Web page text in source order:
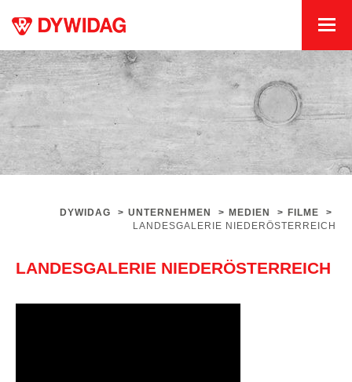
DYWIDAG > UNTERNEHMEN > MEDIEN > FILME
>
LANDESGALERIE NIEDERÖSTERREICH
LANDESGALERIE NIEDERÖSTERREICH